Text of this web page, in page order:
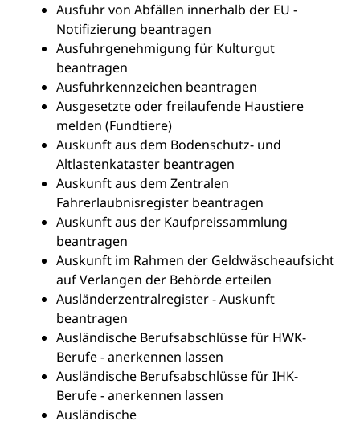
Ausfuhr von Abfällen innerhalb der EU -
Notifizierung beantragen
Ausfuhrgenehmigung für Kulturgut
beantragen
Ausfuhrkennzeichen beantragen
Ausgesetzte oder freilaufende Haustiere
melden (Fundtiere)
Auskunft aus dem Bodenschutz- und
Altlastenkataster beantragen
Auskunft aus dem Zentralen
Fahrerlaubnisregister beantragen
Auskunft aus der Kaufpreissammlung
beantragen
Auskunft im Rahmen der Geldwäscheaufsicht
auf Verlangen der Behörde erteilen
Ausländerzentralregister - Auskunft
beantragen
Ausländische Berufsabschlüsse für HWK-
Berufe - anerkennen lassen
Ausländische Berufsabschlüsse für IHK-
Berufe - anerkennen lassen
Ausländische